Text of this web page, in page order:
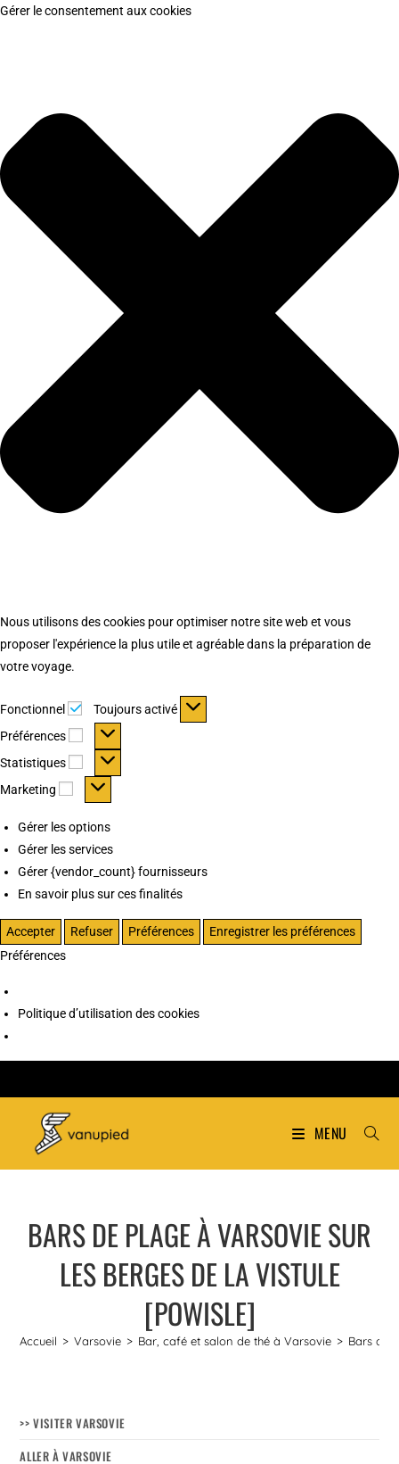
Gérer le consentement aux cookies
Nous utilisons des cookies pour optimiser notre site web et vous
proposer l'expérience la plus utile et agréable dans la préparation de
votre voyage.
Fonctionnel Fonctionnel
Toujours activé
Préférences
Préférences
Statistiques Statistiques
Marketing Marketing
Gérer les options
Gérer les services
Gérer {vendor_count} fournisseurs
En savoir plus sur ces finalités
Accepter Refuser Préférences
Enregistrer les préférences
Préférences
Politique d’utilisation des cookies
MENU
BARS DE PLAGE À VARSOVIE SUR
LES BERGES DE LA VISTULE
[POWISLE]
Accueil > Varsovie > Bar, café et salon de thé à Varsovie > Bars de
>> VISITER VARSOVIE
ALLER À VARSOVIE